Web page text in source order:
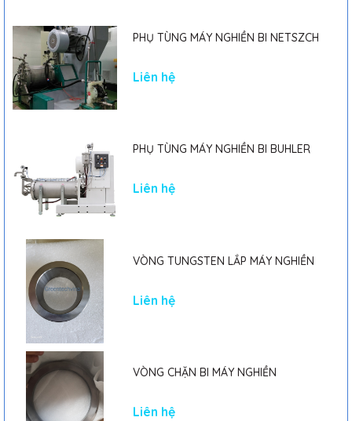
PHỤ TÙNG MÁY NGHIỀN BI NETSZCH
Liên hệ
PHỤ TÙNG MÁY NGHIỀN BI BUHLER
Liên hệ
VÒNG TUNGSTEN LẮP MÁY NGHIỀN
Liên hệ
VÒNG CHẶN BI MÁY NGHIỀN
Liên hệ